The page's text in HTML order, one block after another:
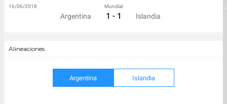
Alineaciones
Argentina Islandia
Argentina
Mundial
1 - 1 Islandia
16/06/2018